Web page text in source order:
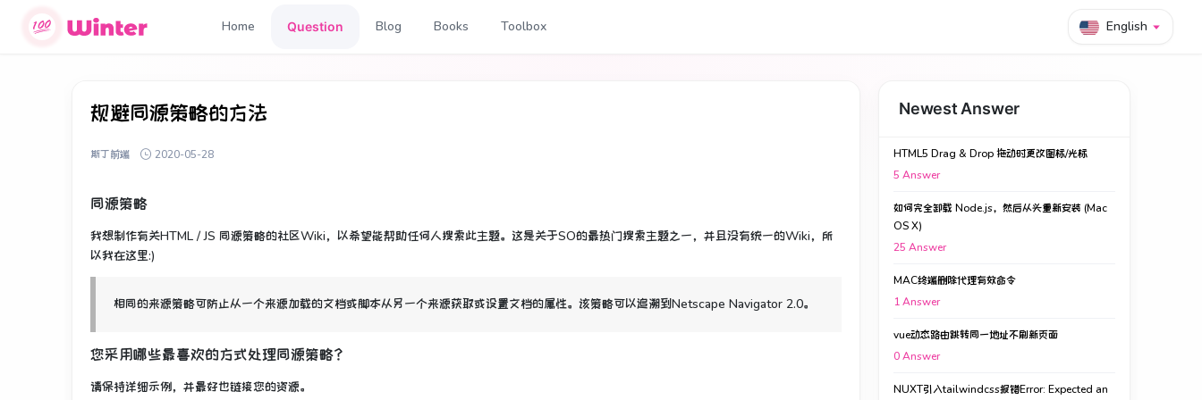
Home Question Blog Books Toolbox English
规避同源策略的方法
斯丁前端 2020-05-28
同源策略
我想制作有关HTML / JS 同源策略的社区Wiki， 以希望能帮助任何人搜索此主题。 这是关于SO的最热门搜索主题之一，并且没有统一的Wiki，所
以我在这里:)
相同的来源策略可防止从一个来源加载的文档或脚本从另一个来源获取或设置文档的属性。 该策略可以追溯到Netscape Navigator 2.0。
您采用哪些最喜欢的方式处理同源策略？
请保持详细示例，并最好也链接您的资源。
Newest Answer
HTML5 Drag & Drop 拖动时更改图标/光标
5 Answer
如何完全卸载 Node.js，然后从头重新安装 (Mac
OS X)
25 Answer
MAC终端删除代理有效命令
1Answer
vue动态路由跳转同一地址不刷新页面
0Answer
NUXT引入tailwindcss报错Error: Expected an